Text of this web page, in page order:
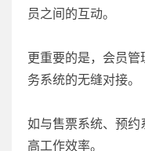
员之间的互动。
更重要的是，会员
务系统的无缝对接。
如与售票系统、预
高工作效率。